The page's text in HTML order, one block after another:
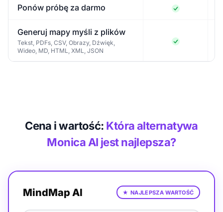
Ponów próbę za darmo
Generuj mapy myśli z plików
Tekst, PDFs, CSV, Obrazy, Dźwięk,
Wideo, MD, HTML, XML, JSON
Cena i wartość: Która alternatywa
Monica AI jest najlepsza?
MindMap AI ★ NAJLEPSZA WARTOŚĆ